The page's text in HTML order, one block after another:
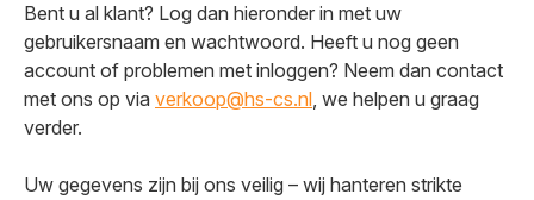
Bent u al klant? Log dan hieronder in met uw
gebruikersnaam en wachtwoord. Heeft u nog geen
account of problemen met inloggen? Neem dan contact
met ons op via verkoop@hs-cs.nl, we helpen u graag
verder.
Uw gegevens zijn bij ons veilig – wij hanteren strikte